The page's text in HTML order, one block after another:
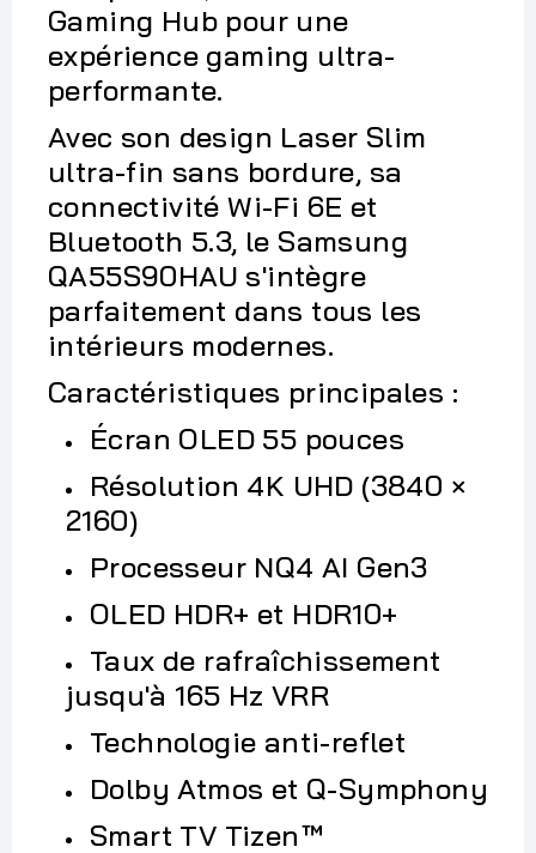
Gaming Hub pour une
expérience gaming ultra-
performante.
Avec son design Laser Slim
ultra-fin sans bordure, sa
connectivité Wi-Fi 6E et
Bluetooth 5.3, le Samsung
QA55S90HAU s'intègre
parfaitement dans tous les
intérieurs modernes.
Caractéristiques principales :
Écran OLED 55 pouces
Résolution 4K UHD (3840 ×
2160)
Processeur NQ4 AI Gen3
OLED HDR+ et HDR10+
Taux de rafraîchissement
jusqu'à 165 Hz VRR
Technologie anti-reflet
Dolby Atmos et Q-Symphony
Smart TV Tizen™